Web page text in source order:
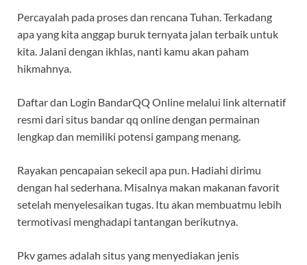
Percayalah pada proses dan rencana Tuhan. Terkadang
apa yang kita anggap buruk ternyata jalan terbaik untuk
kita. Jalani dengan ikhlas, nanti kamu akan paham
hikmahnya.
Daftar dan Login BandarQQ Online melalui link alternatif
resmi dari situs bandar qq online dengan permainan
lengkap dan memiliki potensi gampang menang.
Rayakan pencapaian sekecil apa pun. Hadiahi dirimu
dengan hal sederhana. Misalnya makan makanan favorit
setelah menyelesaikan tugas. Itu akan membuatmu lebih
termotivasi menghadapi tantangan berikutnya.
Pkv games adalah situs yang menyediakan jenis